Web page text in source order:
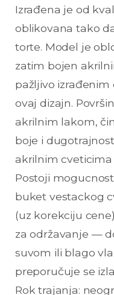
Izrađena je od
oblikovana tako
torte. Model je
zatim bojen
pažljivo
ovaj dizajn.
akrilnim lakom,
boje i
akrilnim cveticima
Postoji
buket vestackog
(uz korekciju
za održavanje —
suvom ili blago
preporučuje se
Rok trajanja: